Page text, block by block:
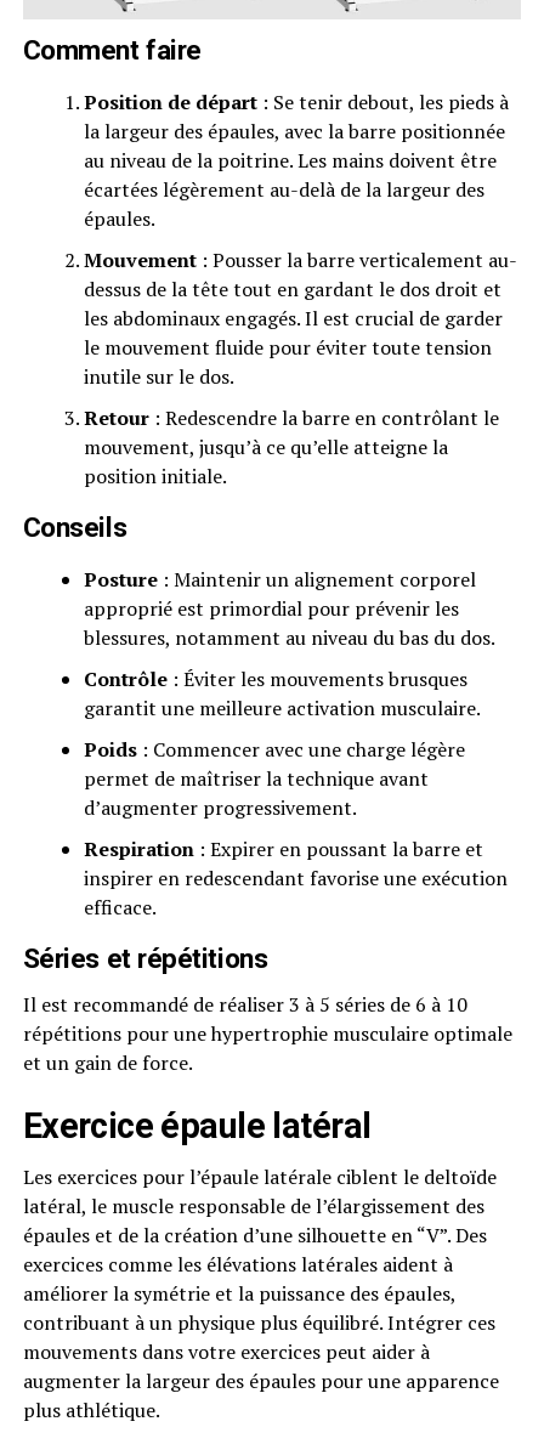
Comment faire
Position de départ: Se tenir debout, les pieds à
la largeur des épaules, avec la barre positionnée
au niveau de la poitrine. Les mains doivent être
écartées légèrement au-delà de la largeur des
épaules.
Mouvement: Pousser la barre verticalement au-
dessus de la tête tout en gardant le dos droit et
les abdominaux engagés. Il est crucial de garder
le mouvement fluide pour éviter toute tension
inutile sur le dos.
Retour: Redescendre la barre en contrôlant le
mouvement, jusqu’à ce qu’elle atteigne la
position initiale.
Conseils
Posture: Maintenir un alignement corporel
approprié est primordial pour prévenir les
blessures, notamment au niveau du bas du dos.
Contrôle: Éviter les mouvements brusques
garantit une meilleure activation musculaire.
Poids: Commencer avec une charge légère
permet de maîtriser la technique avant
d’augmenter progressivement.
Respiration: Expirer en poussant la barre et
inspirer en redescendant favorise une exécution
efficace.
Séries et répétitions
Il est recommandé de réaliser 3 à 5 séries de 6 à 10
répétitions pour une hypertrophie musculaire optimale
et un gain de force.
Exercice épaule latéral
Les exercices pour l’épaule latérale ciblent le deltoïde
latéral, le muscle responsable de l’élargissement des
épaules et de la création d’une silhouette en “V”. Des
exercices comme les élévations latérales aident à
améliorer la symétrie et la puissance des épaules,
contribuant à un physique plus équilibré. Intégrer ces
mouvements dans votre exercices peut aider à
augmenter la largeur des épaules pour une apparence
plus athlétique.